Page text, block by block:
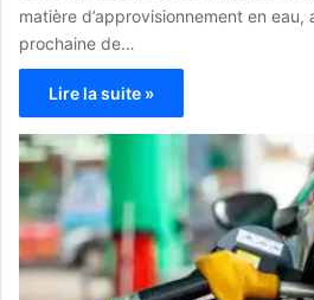
matière d’approvisionnement en
prochaine de…
Lire la suite »